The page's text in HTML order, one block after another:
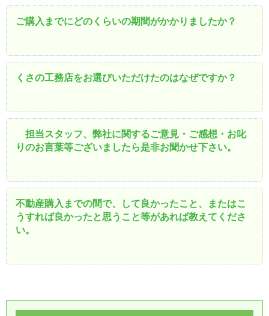
ご購入までにどのくらいの期間がかかりましたか？
くさの工務店をお選びいただけたのはなぜですか？
担当スタッフ、弊社に関するご意見・ご感想・お叱
りのお言葉等ございましたら是非お聞かせ下さい。
不動産購入までの間で、して良かったこと、またはこ
うすれば良かったと思うこと等があれば教えてくださ
い。